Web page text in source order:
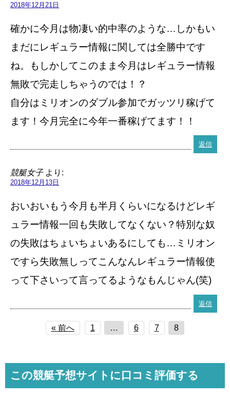
2018年12月21日
確かに今月は物凄い的中率のような…しかもい
まだにレギュラー情報に関しては全勝中です
ね。もしかしてこのまま今月はレギュラー情報
無敗で完走しちゃうのでは！？
自分はミリオンのダブル参加でガッツリ稼げて
ます！今月完全に今年一番稼げてます！！
返信
競艇女子 より:
2018年12月13日
おいおいもう今月も半月くらいになるけどレギ
ュラー情報一回も失敗してなくない？特別な奴
の失敗はちょいちょいあるにしても…ミリオン
ですら失敗無しってこんなんレギュラー情報使
って下さいって言ってるようなもんじゃん(笑)
返信
« 前へ 1 … 6 7 8
この競艇予想サイトに口コミ評価する